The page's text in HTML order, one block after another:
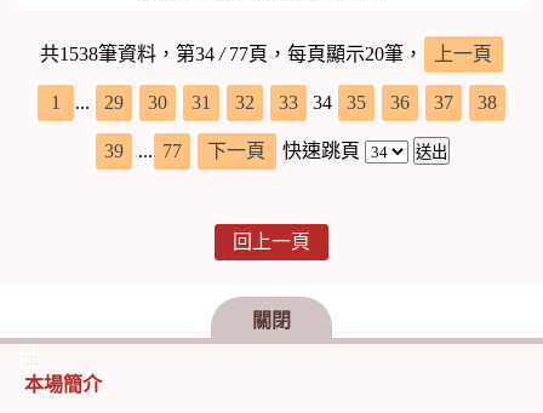
共1538筆資料，第34/77頁，每頁顯示20筆， 上一頁
1 ... 29 30 31 32 33 34 35 36 37 38
39 ... 77 下一頁 快速跳頁
回上一頁
關閉
:::
本場簡介